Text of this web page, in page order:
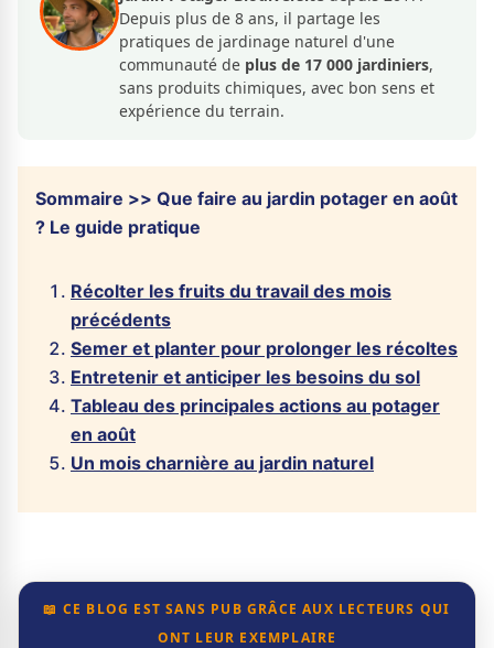
Depuis plus de 8 ans, il partage les
pratiques de jardinage naturel d'une
communauté de plus de 17 000 jardiniers,
sans produits chimiques, avec bon sens et
expérience du terrain.
Sommaire >> Que faire au jardin potager en août
? Le guide pratique
Récolter les fruits du travail des mois
précédents
Semer et planter pour prolonger les récoltes
Entretenir et anticiper les besoins du sol
Tableau des principales actions au potager
en août
Un mois charnière au jardin naturel
📖 CE BLOG EST SANS PUB GRÂCE AUX LECTEURS QUI
ONT LEUR EXEMPLAIRE